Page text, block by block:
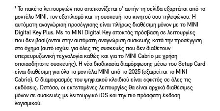
¹ Το πακέτο λειτουργιών που απεικονίζεται σ' αυτήν τη σελίδα εξαρτάται από το
μοντέλο MINI, τον εξοπλισμό και τη συσκευή του κινητού σου τηλεφώνου. Η
αυτόματη αναγνώριση προσέγγισης είναι πλήρως διαθέσιμη μόνον με το MINI
Digital Key Plus. Με το MINI Digital Key αποκτάς πρόσβαση σε λειτουργίες
που δεν βασίζονται στην αυτόματη αναγνώριση συσκευής κατά την προσέγγιση
στο όχημα (αυτό ισχύει για όλες τις συσκευές που δεν διαθέτουν
υπερευρυζωνική τεχνολογία καθώς και για το MINI Cabrio με χρήση
οποιασδήποτε συσκευής). Η νέα διαδικασία διαμόρφωσης μέσω του Setup Card
είναι διαθέσιμη για όλα τα μοντέλα MINI από το 2025 (εξαιρείται το MINI
Cabrio). Ο διαμοιρασμός του ψηφιακού κλειδιού είναι εφικτός σε όλες τις
εκδόσεις. Ωστόσο, οι εκτεταμένες λειτουργίες θα είναι αρχικά διαθέσιμες
μόνον σε συσκευές με λειτουργικό iOS και την πιο πρόσφατη έκδοση
λογισμικού.